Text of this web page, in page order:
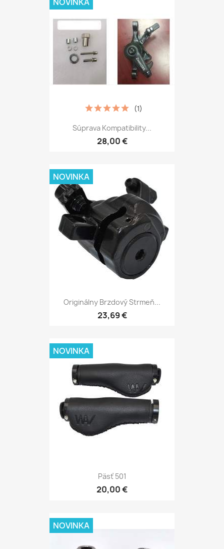
Súprava Kompatibility...
28,00 €
(1)
Originálny Brzdový Strmeň...
23,69 €
NOVINKA
Päsť 501
20,00 €
NOVINKA
NOVINKA